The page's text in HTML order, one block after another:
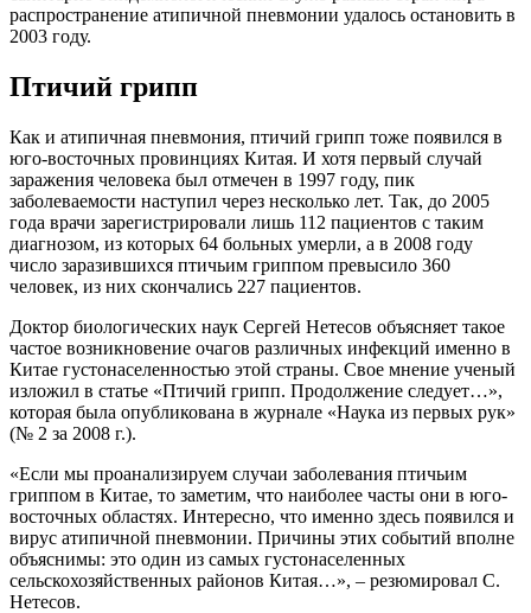
распространение атипичной пневмонии удалось остановить в
2003 году.
Птичий грипп
Как и атипичная пневмония, птичий грипп тоже появился в
юго-восточных провинциях Китая. И хотя первый случай
заражения человека был отмечен в 1997 году, пик
заболеваемости наступил через несколько лет. Так, до 2005
года врачи зарегистрировали лишь 112 пациентов с таким
диагнозом, из которых 64 больных умерли, а в 2008 году
число заразившихся птичьим гриппом превысило 360
человек, из них скончались 227 пациентов.
Доктор биологических наук Сергей Нетесов объясняет такое
частое возникновение очагов различных инфекций именно в
Китае густонаселенностью этой страны. Свое мнение ученый
изложил в статье «Птичий грипп. Продолжение следует…»,
которая была опубликована в журнале «Наука из первых рук»
(№ 2 за 2008 г.).
«Если мы проанализируем случаи заболевания птичьим
гриппом в Китае, то заметим, что наиболее часты они в юго-
восточных областях. Интересно, что именно здесь появился и
вирус атипичной пневмонии. Причины этих событий вполне
объяснимы: это один из самых густонаселенных
сельскохозяйственных районов Китая…», – резюмировал С.
Нетесов.